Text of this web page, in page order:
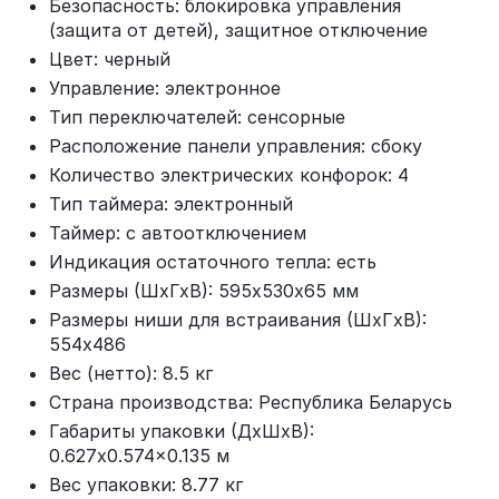
Безопасность: блокировка управления
(защита от детей), защитное отключение
Цвет: черный
Управление: электронное
Тип переключателей: сенсорные
Расположение панели управления: сбоку
Количество электрических конфорок: 4
Тип таймера: электронный
Таймер: с автоотключением
Индикация остаточного тепла: есть
Размеры (ШхГхВ): 595х530х65 мм
Размеры ниши для встраивания (ШхГxВ):
554x486
Вес (нетто): 8.5 кг
Страна производства: Республика Беларусь
Габариты упаковки (ДхШхВ):
0.627x0.574x0.135 м
Вес упаковки: 8.77 кг